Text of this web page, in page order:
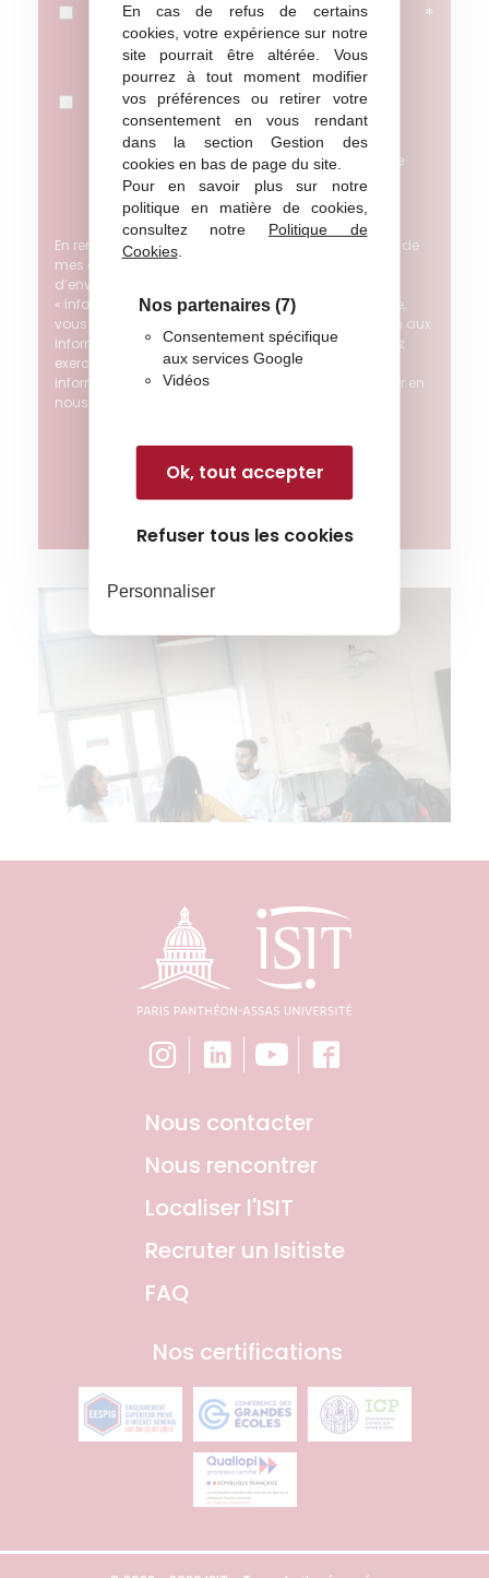
En cas de refus de certains
cookies, votre expérience sur notre
site pourrait être altérée. Vous
pourrez à tout moment modifier
vos préférences ou retirer votre
consentement en vous rendant
dans la section Gestion des
cookies en bas de page du site.
Pour en savoir plus sur notre
politique en matière de cookies,
consultez notre Politique de
Cookies.
Nos partenaires (7)
Consentement spécifique
aux services Google
Vidéos
Ok, tout accepter
Refuser tous les cookies
Personnaliser
J’accepte que mes données soient
stockées par ISIT
En cochant cette case, j’accepte de
recevoir les newsletters et emailings
concernant les événements à venir de
l’ISIT.
En remplissant ce formulaire, j’accepte le traitement de
mes données personnelles par l’ISIT dans le cadre
d’envoi d’emailing informatives. Depuis la loi
« informatique et libertés » du 6 janvier 1978 modifiée,
vous bénéficiez d’un droit d’accès et de rectification aux
informations qui vous concernent. Si vous souhaitez
exercer ce droit et obtenir communication des
informations vous concernant, vous pouvez l’exercer en
nous adressant un e-mail.
Envoyer
Nous contacter
Nous rencontrer
Localiser l'ISIT
Recruter un Isitiste
FAQ
Nos certifications